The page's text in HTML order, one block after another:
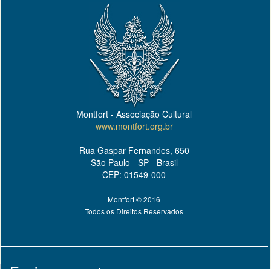
Montfort - Associação Cultural
www.montfort.org.br
Rua Gaspar Fernandes, 650
São Paulo - SP - Brasil
CEP: 01549-000
Montfort © 2016
Todos os Direitos Reservados